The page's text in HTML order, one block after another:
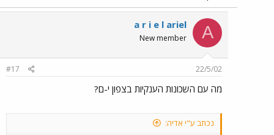
A
a r i e l ariel
New member
22/5/02
#17
מה עם השכונות הענקיות בצפון י-ם?
נכתב ע"י אדיה: